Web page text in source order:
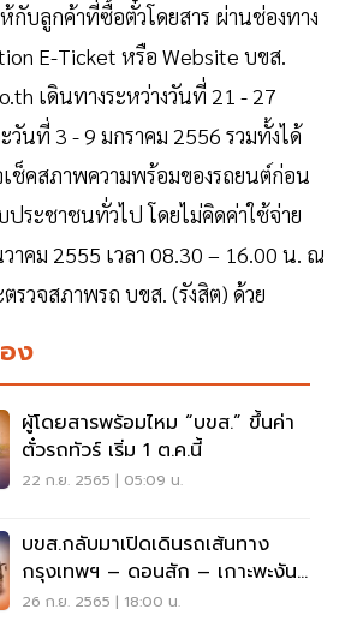
กับลูกค้าที่ซื้อตั๋วโดยสาร ผ่านช่องทาง
E-Ticket หรือ Website บขส.
เดินทางระหว่างวันที่ 21 - 27
วันที่ 3 - 9 มกราคม 2556 รวมทั้งได้
เช็คสภาพความพร้อมของรถยนต์ก่อน
ประชาชนทั่วไป โดยไม่คิดค่าใช้จ่าย
าคม 2555 เวลา 08.30 – 16.00 น. ณ
รวจสภาพรถ บขส. (รังสิต) ด้วย
ง
ผู้โดยสารพร้อมไหม “บขส.” ขึ้นค่า
ตั๋วรถทัวร์ เริ่ม 1 ต.ค.นี้
22 ก.ย. 2565 | 05:09 น.
บขส.กลับมาเปิดเดินรถเส้นทาง
กรุงเทพฯ – ดอนสัก – เกาะพะงัน
เริ่ม 1 ต.ค.65
26 ก.ย. 2565 | 18:00 น.